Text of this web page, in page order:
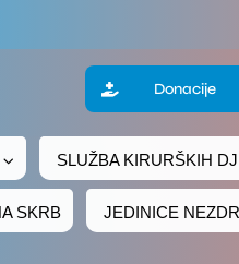
Za pacijente
Za djelatnike
Donacije
SLUŽBA KIRURŠKIH
SKRB JEDINICE